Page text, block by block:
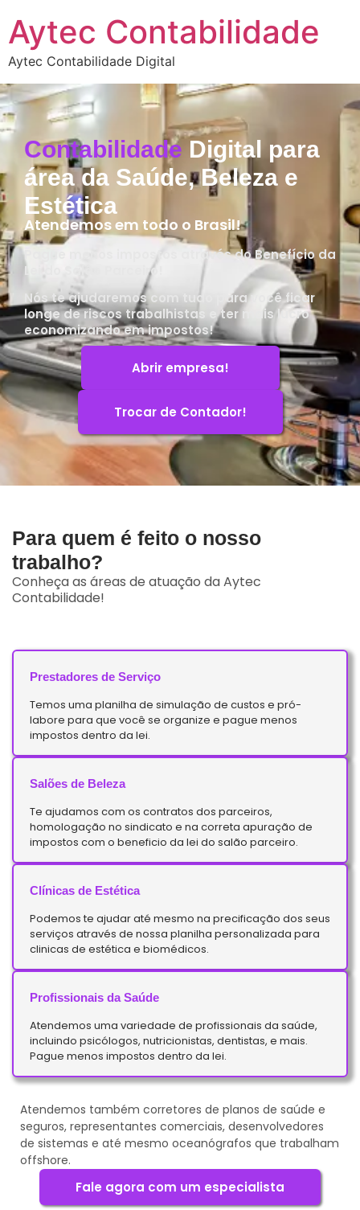
Aytec Contabilidade
Aytec Contabilidade Digital
Contabilidade Digital para
área da Saúde, Beleza e
Estética
Atendemos em todo o Brasil!
Pague menos impostos através do Benefício da
Lei do Salão Parceiro!
Nós te ajudaremos com tudo para você ficar
longe de riscos trabalhistas e ter mais lucro
economizando em impostos!
Abrir empresa!
Trocar de Contador!
Para quem é feito o nosso
trabalho?
Conheça as áreas de atuação da Aytec
Contabilidade!
Prestadores de Serviço
Temos uma planilha de simulação de custos e pró-
labore para que você se organize e pague menos
impostos dentro da lei.
Salões de Beleza
Te ajudamos com os contratos dos parceiros,
homologação no sindicato e na correta apuração de
impostos com o beneficio da lei do salão parceiro.
Clínicas de Estética
Podemos te ajudar até mesmo na precificação dos seus
serviços através de nossa planilha personalizada para
clinicas de estética e biomédicos.
Profissionais da Saúde
Atendemos uma variedade de profissionais da saúde,
incluindo psicólogos, nutricionistas, dentistas, e mais.
Pague menos impostos dentro da lei.
Atendemos também corretores de planos de saúde e
seguros, representantes comerciais, desenvolvedores
de sistemas e até mesmo oceanógrafos que trabalham
offshore.
Fale agora com um especialista